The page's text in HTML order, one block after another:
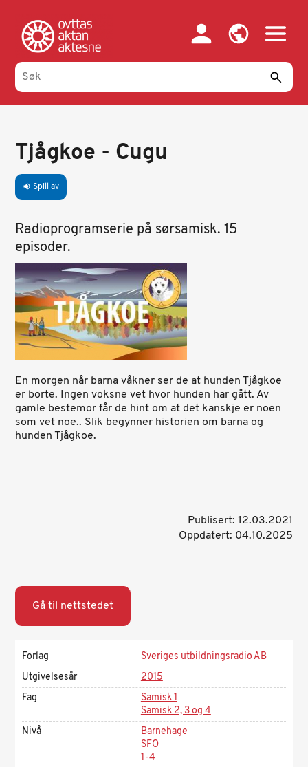
hovedinnhold
Tjågkoe - Cugu
volume_up Spill av
Radioprogramserie på sørsamisk. 15
episoder.
En morgen når barna våkner ser de at hunden Tjågkoe
er borte. Ingen voksne vet hvor hunden har gått. Av
gamle bestemor får de hint om at det kanskje er noen
som vet noe.. Slik begynner historien om barna og
hunden Tjågkoe.
Publisert: 12.03.2021
Oppdatert: 04.10.2025
Gå til nettstedet
Forlag
Sveriges utbildningsradio AB
Utgivelsesår
2015
Fag
Samisk 1
Samisk 2, 3 og 4
Nivå
Barnehage
SFO
1-4